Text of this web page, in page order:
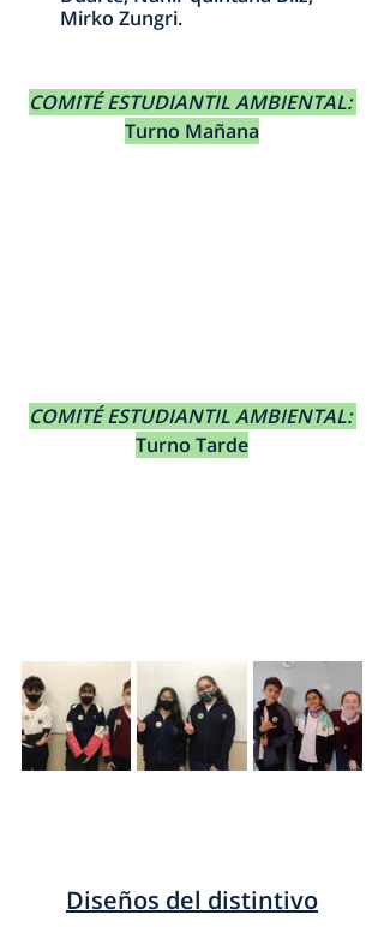
Mirko Zungri.
COMITÉ ESTUDIANTIL AMBIENTAL:
Turno Mañana
COMITÉ ESTUDIANTIL AMBIENTAL:
Turno Tarde
Diseños del distintivo